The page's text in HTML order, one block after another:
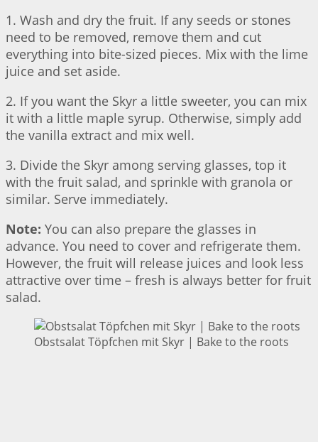
1. Wash and dry the fruit. If any seeds or stones
need to be removed, remove them and cut
everything into bite-sized pieces. Mix with the lime
juice and set aside.
2. If you want the Skyr a little sweeter, you can mix
it with a little maple syrup. Otherwise, simply add
the vanilla extract and mix well.
3. Divide the Skyr among serving glasses, top it
with the fruit salad, and sprinkle with granola or
similar. Serve immediately.
Note: You can also prepare the glasses in
advance. You need to cover and refrigerate them.
However, the fruit will release juices and look less
attractive over time – fresh is always better for fruit
salad.
Obstsalat Töpfchen mit Skyr | Bake to the roots